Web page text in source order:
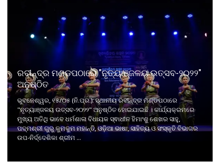
ରବୀନ୍ଦ୍ର ମଣ୍ଡପଠାରେ "ନୃତ୍ୟାଞ୍ଜଳୟ ଉତ୍ସବ-୨୦୨୨"
ଅନୁଷ୍ଠିତ
ଭୁବନେଶ୍ୱର, ୧୫/୦୫ (ନି.ପ୍ର.): ସ୍ଥାନୀୟ ରବୀନ୍ଦ୍ର ମଣ୍ଡପଠାରେ
"ନୃତ୍ୟାଞ୍ଜଳୟ ଉତ୍ସବ-୨୦୨୨" ଅନୁଷ୍ଠିତ ହୋଇଯାଇଛି । କାର୍ଯ୍ୟକ୍ରମରେ
ମୁଖ୍ୟ ଅତିଥି ଭାବେ ଧର୍ମଶାଳା ବିଧାୟକ ସ୍ଵାଧୀନ ହିମାଂଶୁ ଶେଖର ସାହୁ,
ପଦ୍ମଶ୍ରୀ ଗୁରୁ କୁମକୁମ ମହାନ୍ତି, ଓଡ଼ିଆ ଭାଷା, ସାହିତ୍ୟ ଓ ସଂସ୍କୃତି ବିଭାଗର
ଉପ-ନିର୍ଦ୍ଦେଶିକା ଶ୍ରୀମ ...